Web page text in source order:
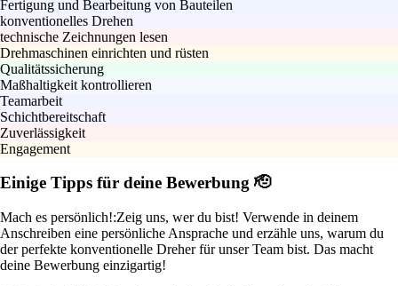
Fertigung und Bearbeitung von Bauteilen
konventionelles Drehen
technische Zeichnungen lesen
Drehmaschinen einrichten und rüsten
Qualitätssicherung
Maßhaltigkeit kontrollieren
Teamarbeit
Schichtbereitschaft
Zuverlässigkeit
Engagement
Einige Tipps für deine Bewerbung 🫡
Mach es persönlich!:Zeig uns, wer du bist! Verwende in deinem
Anschreiben eine persönliche Ansprache und erzähle uns, warum du
der perfekte konventionelle Dreher für unser Team bist. Das macht
deine Bewerbung einzigartig!